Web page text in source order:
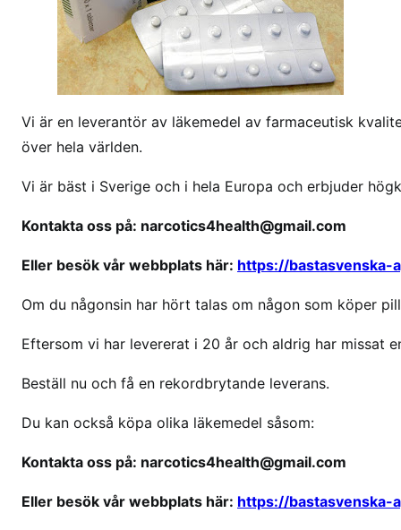
i
n
f
i
n
n
r
d
a
t
l
ä
g
Vi är en leverantör av läkemedel av farmaceutisk
över hela världen.
Vi är bäst i Sverige och i hela Europa och erbjuder
Kontakta oss på: narcotics4health@gmail.com
Eller besök vår webbplats här: https://bastasvenska-
Om du någonsin har hört talas om någon som köper
Eftersom vi har levererat i 20 år och aldrig har missat
Beställ nu och få en rekordbrytande leverans.
Du kan också köpa olika läkemedel såsom:
Kontakta oss på: narcotics4health@gmail.com
Eller besök vår webbplats här: https://bastasvenska-